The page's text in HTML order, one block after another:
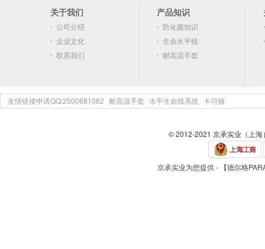
关于我们
公司介绍
企业文化
联系我们
产品知识
防化服知识
生命水平线
耐高温手套
友情链接申请QQ:2500681082 耐高温手套 水平生命线系统 卡司顿
© 2012-2021 京承实业（上
京承实业为您提供 - 【德尔格